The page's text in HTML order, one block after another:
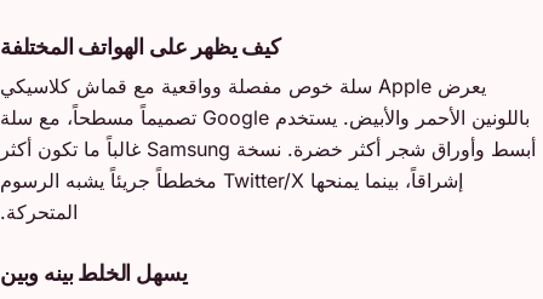
كيف يظهر على الهواتف المختلفة
يعرض Apple سلة خوص مفصلة وواقعية مع قماش كلاسيكي
باللونين الأحمر والأبيض. يستخدم Google تصميماً مسطحاً، مع سلة
أبسط وأوراق شجر أكثر خضرة. نسخة Samsung غالباً ما تكون أكثر
إشراقاً، بينما يمنحها Twitter/X مخططاً جريئاً يشبه الرسوم
المتحركة.
يسهل الخلط بينه وبين